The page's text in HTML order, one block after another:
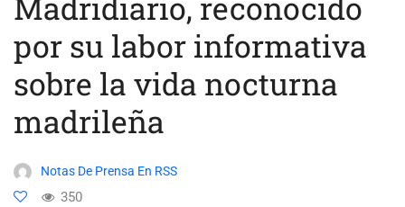
por su labor informativa
sobre la vida nocturna
madrileña
Notas De Prensa En RSS
350